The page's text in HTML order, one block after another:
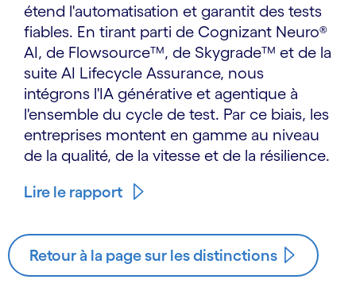
étend l'automatisation et garantit des tests
fiables. En tirant parti de Cognizant Neuro®
AI, de Flowsource™, de Skygrade™ et de la
suite AI Lifecycle Assurance, nous
intégrons l'IA générative et agentique à
l'ensemble du cycle de test. Par ce biais, les
entreprises montent en gamme au niveau
de la qualité, de la vitesse et de la résilience.
Lire le rapport
Retour à la page sur les distinctions